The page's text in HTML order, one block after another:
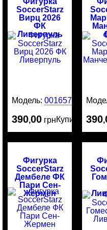
SoccerStarz
Вирц 2026
ФК
Ливерпуль
Модель:0016578
390,00 грнКупить 390,
Фигурка
SoccerStarz
Дембеле ФК
Пари Сен-
Жермен